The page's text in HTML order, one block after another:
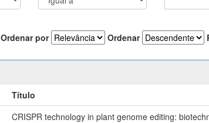
Ordenar por Ordenar
Título
CRISPR technology in plant genome editing: